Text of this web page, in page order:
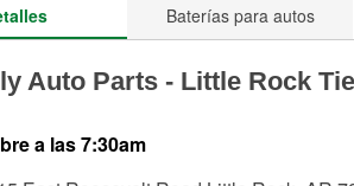
Baterías para autos
Auto Parts - Little Rock
a las 7:30am